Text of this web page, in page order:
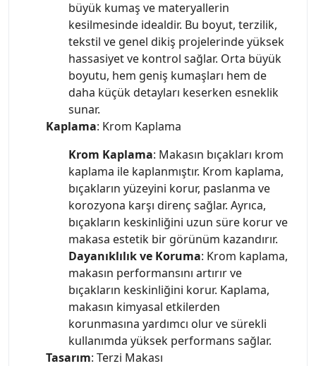
büyük kumaş ve materyallerin
kesilmesinde idealdir. Bu boyut, terzilik,
tekstil ve genel dikiş projelerinde yüksek
hassasiyet ve kontrol sağlar. Orta büyük
boyutu, hem geniş kumaşları hem de
daha küçük detayları keserken esneklik
sunar.
Kaplama: Krom Kaplama
Krom Kaplama: Makasın bıçakları krom
kaplama ile kaplanmıştır. Krom kaplama,
bıçakların yüzeyini korur, paslanma ve
korozyona karşı direnç sağlar. Ayrıca,
bıçakların keskinliğini uzun süre korur ve
makasa estetik bir görünüm kazandırır.
Dayanıklılık ve Koruma: Krom kaplama,
makasın performansını artırır ve
bıçakların keskinliğini korur. Kaplama,
makasın kimyasal etkilerden
korunmasına yardımcı olur ve sürekli
kullanımda yüksek performans sağlar.
Tasarım: Terzi Makası